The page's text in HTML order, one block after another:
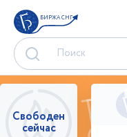
БИРЖА СНГ
Свободен
сейчас